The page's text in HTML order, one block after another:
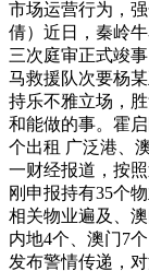
市场运营行为，
倩）近日，秦岭
三次庭审正式竣
马救援队次要杨
持乐不雅立场，
和能做的事。霍
个出租 广泛港、
一财经报道，按
刚申报持有35个
相关物业遍及、
内地4个、澳门7
发布警情传递，